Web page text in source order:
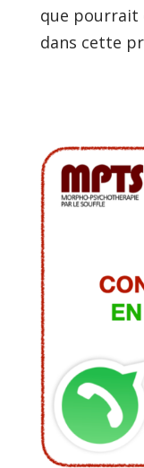
que pourrait
dans cette